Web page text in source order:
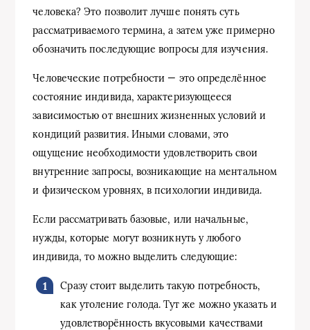
человека? Это позволит лучше понять суть
рассматриваемого термина, а затем уже примерно
обозначить последующие вопросы для изучения.
Человеческие потребности — это определённое
состояние индивида, характеризующееся
зависимостью от внешних жизненных условий и
кондиций развития. Иными словами, это
ощущение необходимости удовлетворить свои
внутренние запросы, возникающие на ментальном
и физическом уровнях, в психологии индивида.
Если рассматривать базовые, или начальные,
нужды, которые могут возникнуть у любого
индивида, то можно выделить следующие:
Сразу стоит выделить такую потребность,
как утоление голода. Тут же можно указать и
удовлетворённость вкусовыми качествами